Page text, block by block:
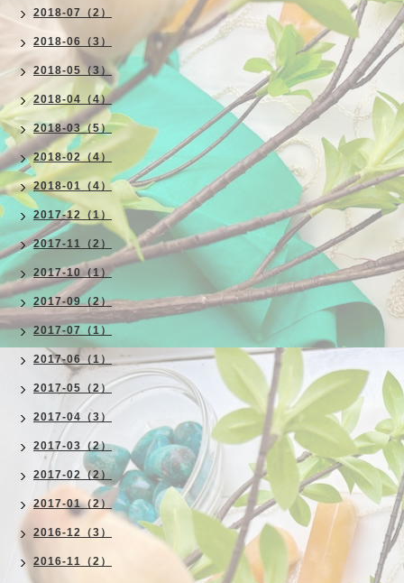
2018-07（2）
2018-06（3）
2018-05（3）
2018-04（4）
2018-03（5）
2018-02（4）
2018-01（4）
2017-12（1）
2017-11（2）
2017-10（1）
2017-09（2）
2017-07（1）
2017-06（1）
2017-05（2）
2017-04（3）
2017-03（2）
2017-02（2）
2017-01（2）
2016-12（3）
2016-11（2）